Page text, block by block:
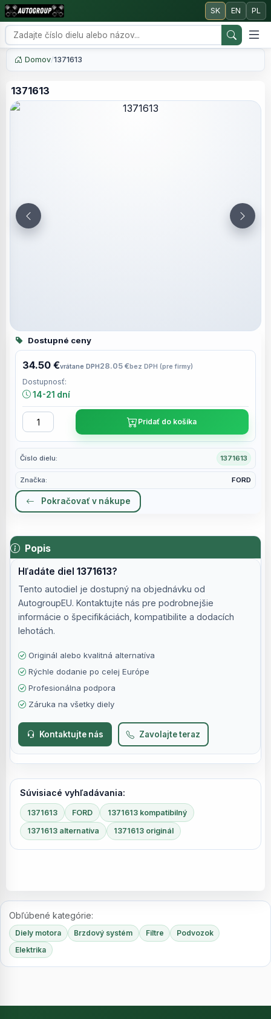
SK EN PL
Domov/1371613
1371613
Číslo dielu: 1371613
Značka: FORD
Dostupné ceny
34.50 €vrátane DPH28.05 €bez DPH (pre firmy)
Dostupnosť:
14-21 dní
Pridať do košíka
Pokračovať v nákupe
Popis
Hľadáte diel1371613?
Tento autodiel je dostupný na objednávku od
AutogroupEU. Kontaktujte nás pre podrobnejšie
informácie o špecifikáciách, kompatibilite a dodacích
lehotách.
Originál alebo kvalitná alternatíva
Rýchle dodanie po celej Európe
Profesionálna podpora
Záruka na všetky diely
Kontaktujte nás Zavolajte teraz
Súvisiacé vyhľadávania:
1371613 FORD 1371613 kompatibilný
1371613 alternatíva 1371613 originál
Obľúbené kategórie:
Diely motora Brzdový systém Filtre
Podvozok
Elektrika